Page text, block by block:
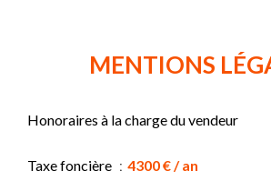
MENTIONS
Honoraires à la charge du vendeur
Taxe foncière 4300 € / an